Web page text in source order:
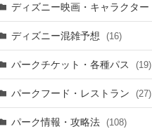
ディズニー映画・キャラクター
ディズニー混雑予想 (16)
パークチケット・各種パス (19)
パークフード・レストラン (27)
パーク情報・攻略法 (108)